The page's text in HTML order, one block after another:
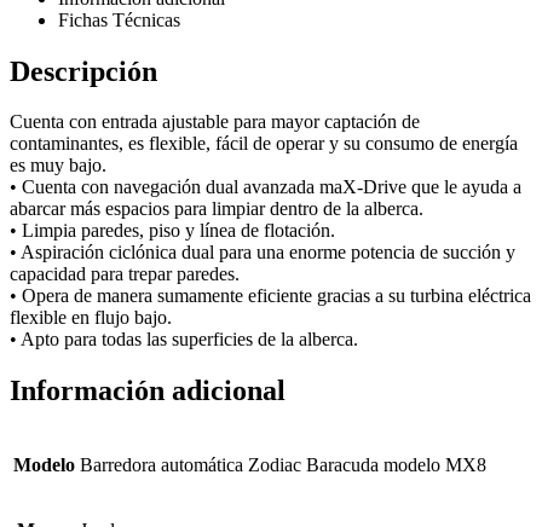
Fichas Técnicas
Descripción
Cuenta con entrada ajustable para mayor captación de
contaminantes, es flexible, fácil de operar y su consumo de energía
es muy bajo.
• Cuenta con navegación dual avanzada maX-Drive que le ayuda a
abarcar más espacios para limpiar dentro de la alberca.
• Limpia paredes, piso y línea de flotación.
• Aspiración ciclónica dual para una enorme potencia de succión y
capacidad para trepar paredes.
• Opera de manera sumamente eficiente gracias a su turbina eléctrica
flexible en flujo bajo.
• Apto para todas las superficies de la alberca.
Información adicional
Modelo Barredora automática Zodiac Baracuda modelo MX8